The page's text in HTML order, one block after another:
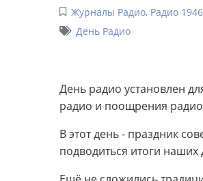
Журналы Радио, Радио
День Радио
День радио установлен
радио и поощрения
В этот день - праздник
подводиться итоги